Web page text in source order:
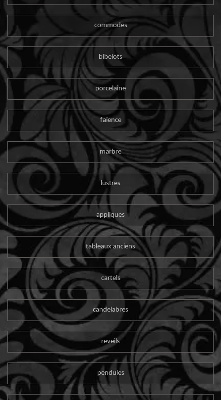
commodes
bibelots
porcelaine
faïence
marbre
lustres
appliques
tableaux anciens
cartels
candelabres
reveils
pendules